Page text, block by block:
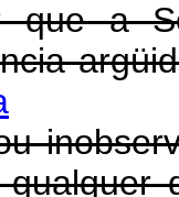
que a